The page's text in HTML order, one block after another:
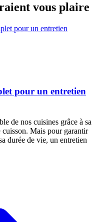
vous plaire
pour un entretien
de nos cuisines grâce à sa
cuisson. Mais pour garantir
durée de vie, un entretien